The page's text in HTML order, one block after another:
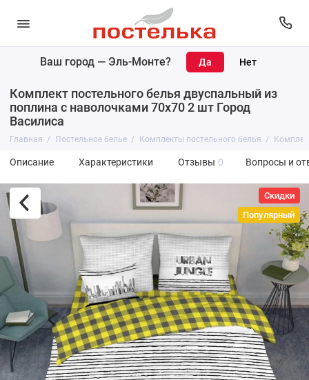
Ваш город — Эль-Монте?
Комплект постельного белья двуспальный из
поплина с наволочками 70х70 2 шт Город
Василиса
Главная Постельное белье Комплекты постельного белья
Описание Характеристики Отзывы 0 Вопросы и
Скидки
Популярный